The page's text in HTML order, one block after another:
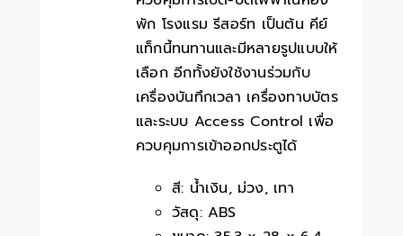
พัก โรงแรม รีสอร์ท เป็นต้น คีย์
แท็กนี้ทนทานและมีหลายรูปแบบให้
เลือก อีกทั้งยังใช้งานร่วมกับ
เครื่องบันทึกเวลา เครื่องทาบบัตร
และระบบ Access Control เพื่อ
ควบคุมการเข้าออกประตูได้
สี: น้ำเงิน, ม่วง, เทา
วัสดุ: ABS